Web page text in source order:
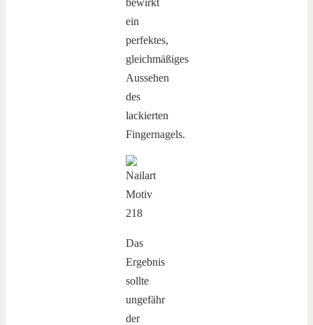
ein
perfektes,
gleichmäßiges
Aussehen
des
lackierten
Fingernagels.
Das
Ergebnis
sollte
ungefähr
der